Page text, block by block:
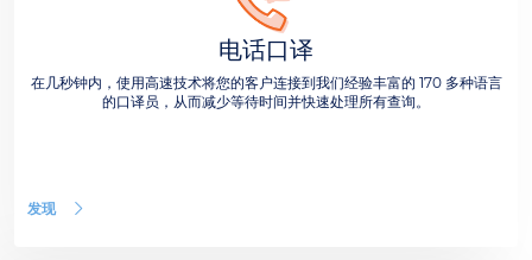
电话口译
在几秒钟内，使用高速技术将您的客户连接到我们经验丰富的 170 多种语言
的口译员，从而减少等待时间并快速处理所有查询。
发现